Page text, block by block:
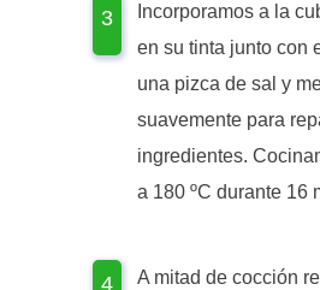
Incorporamos a la
en su tinta junto con
una pizca de sal y
suavemente para
ingredientes.
a 180 ºC durante 16
A mitad de cocción